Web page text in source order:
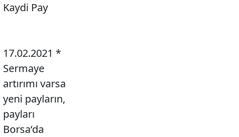
Kaydi Pay
17.02.2021 *
Sermaye
artırımı varsa
yeni payların,
payları
Borsa‘da